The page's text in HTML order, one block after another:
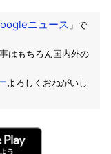
ニュース 」で
はもちろん国内外の
よろしくおねがいし